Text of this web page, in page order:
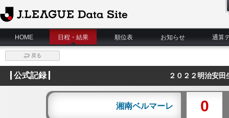
J.League Data Site
HOME
日程・結果 順位表 お知らせ 通算
戻る
公式記録 ２０２２明治安
湘南ベルマーレ 0